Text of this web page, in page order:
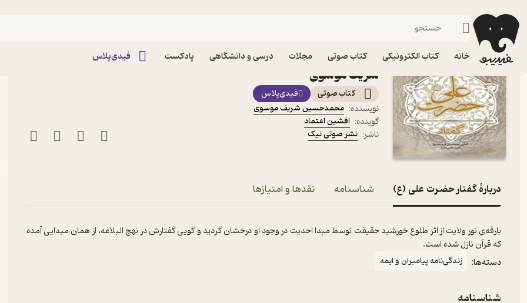
خانه کتاب الکترونیکی کتاب صوتی مجلات درسی و دانشگاهی پادکست فیدی‌پلاس
فیدیبو کتاب صوتی
کتاب صوتی گفتار حضرت علی (ع) اثر محمدحسین
شریف موسوی
کتاب صوتی
فیدی‌پلاس
نویسنده: محمدحسین شریف موسوی
گوینده: افشین اعتماد
ناشر: نشر صوتی نیک
دربارۀ گفتار حضرت علی (ع) شناسنامه نقدها و امتیازها
بارقه‌ی نور ولایت از اثر طلوع خورشید حقیقت توسط مبدا احدیت در وجود او درخشان گردید و گویی گفتارش در نهج البلاغه، از همان مبدایی آمده
که قرآن نازل شده است.
دسته‌ها: زندگی‌نامه پیامبران و ایمه
شناسنامه